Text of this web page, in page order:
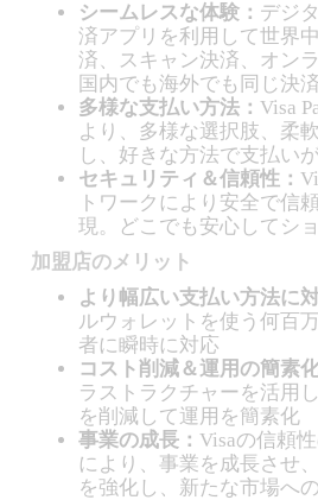
シームレスな体験： デジ
済アプリを利用して世界
済、スキャン決済、オン
国内でも海外でも同じ決
多様な支払い方法：Visa
より、多様な選択肢、柔
し、好きな方法で支払い
セキュリティ＆信頼性：
トワークにより安全で信
現。どこでも安心してシ
加盟店のメリット
より幅広い支払い方法に対
ルウォレットを使う何百
者に瞬時に対応
コスト削減＆運用の簡素化
ラストラクチャーを活用
を削減して運用を簡素化
事業の成長：Visaの信頼
により、事業を成長させ
を強化し、新たな市場へ